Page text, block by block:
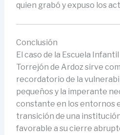
quien grabó y expuso los
Conclusión
El caso de la Escuela
Torrejón de Ardoz sirve
recordatorio de la
pequeños y la imperante
constante en los entornos
transición de una
favorable a su cierre